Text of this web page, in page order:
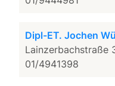
Dipl-ET. Jochen
Lainzerbachstraße
01/4941398